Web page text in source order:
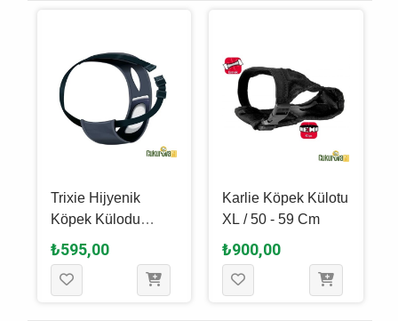
Trixie Hijyenik
Köpek Külodu
Siyah XL / 60 - 70
Cm
₺595,00
Karlie Köpek Külotu
XL / 50 - 59 Cm
₺900,00